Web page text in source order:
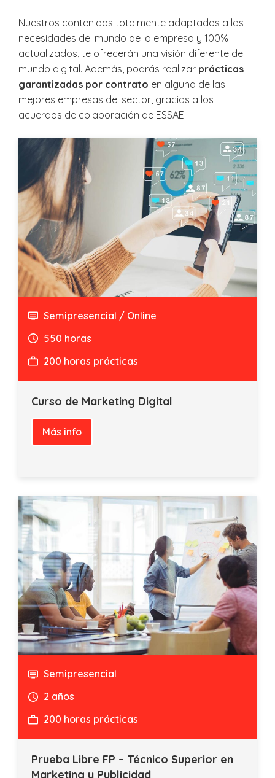
Nuestros contenidos totalmente adaptados a las
necesidades del mundo de la empresa y 100%
actualizados, te ofrecerán una visión diferente del
mundo digital. Además, podrás realizar prácticas
garantizadas por contrato en alguna de las
mejores empresas del sector, gracias a los
acuerdos de colaboración de ESSAE.
Semipresencial / Online
550 horas
200 horas prácticas
Curso de Marketing Digital
Más info
Semipresencial
2 años
200 horas prácticas
Prueba Libre FP – Técnico Superior en
Marketing y Publicidad